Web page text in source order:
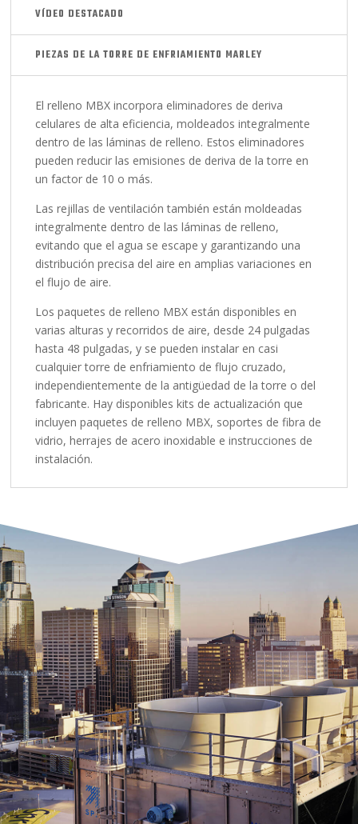
VÍDEO DESTACADO
PIEZAS DE LA TORRE DE ENFRIAMIENTO MARLEY
El relleno MBX incorpora eliminadores de deriva
celulares de alta eficiencia, moldeados integralmente
dentro de las láminas de relleno. Estos eliminadores
pueden reducir las emisiones de deriva de la torre en
un factor de 10 o más.
Las rejillas de ventilación también están moldeadas
integralmente dentro de las láminas de relleno,
evitando que el agua se escape y garantizando una
distribución precisa del aire en amplias variaciones en
el flujo de aire.
Los paquetes de relleno MBX están disponibles en
varias alturas y recorridos de aire, desde 24 pulgadas
hasta 48 pulgadas, y se pueden instalar en casi
cualquier torre de enfriamiento de flujo cruzado,
independientemente de la antigüedad de la torre o del
fabricante. Hay disponibles kits de actualización que
incluyen paquetes de relleno MBX, soportes de fibra de
vidrio, herrajes de acero inoxidable e instrucciones de
instalación.